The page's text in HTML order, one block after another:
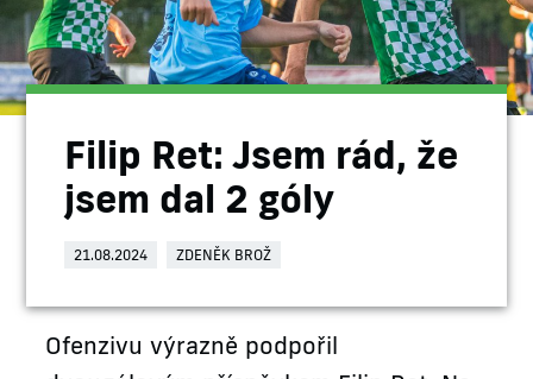
Filip Ret: Jsem rád, že
jsem dal 2 góly
21.08.2024 ZDENĚK BROŽ
Ofenzivu výrazně podpořil